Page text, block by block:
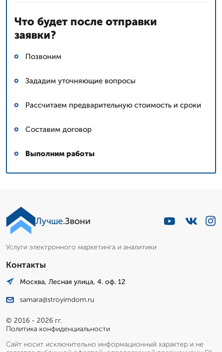
Что будет после отправки
заявки?
Позвоним
Зададим уточняющие вопросы
Рассчитаем предварительную стоимость и сроки
Составим договор
Выполним работы
Лучше.Звони
Услуги электронного маркетинга и аналитики
Контакты
Москва, Лесная улица, 4. оф. 12
samara@stroyimdom.ru
© 2016 - 2026 гг.
Политика конфиденциальности
Сайт носит исключительно информационный характер и не